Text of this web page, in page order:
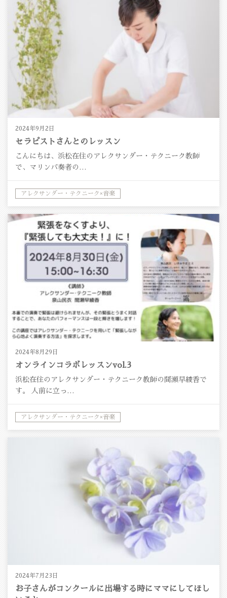
2024年9月2日
セラピストさんとのレッスン
こんにちは、浜松在住のアレクサンダー・テクニーク教師
で、マリンバ奏者の…
アレクサンダー・テクニーク×音楽
2024年8月29日
オンラインコラボレッスンvol.3
浜松在住のアレクサンダー・テクニーク教師の間瀬早綾香で
す。 人前に立っ…
アレクサンダー・テクニーク×音楽
2024年7月23日
お子さんがコンクールに出場する時にママにしてほし